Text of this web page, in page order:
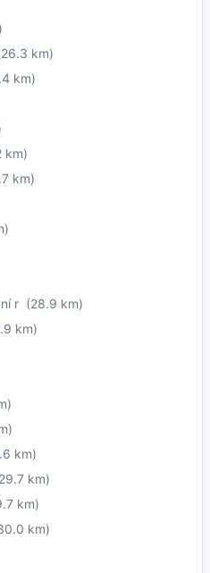
km)
km)
km)
km)
r (28.9 km)
km)
km)
km)
km)
km)